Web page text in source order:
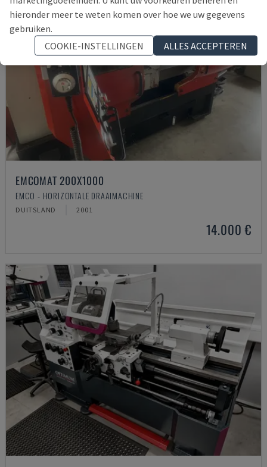
EMCOMAT 200X1000
EMCO - HORIZONTALE DRAAIMACHINE
DUITSLAND 2001
14.000 €
hieronder meer te weten komen over hoe we uw gegevens
gebruiken.
COOKIE-INSTELLINGEN
ALLES ACCEPTEREN